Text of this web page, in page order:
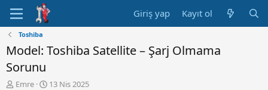
Giriş yap Kayıt ol
Toshiba
Model: Toshiba Satellite – Şarj Olmama
Sorunu
K
Emre
B13 Nis 2025